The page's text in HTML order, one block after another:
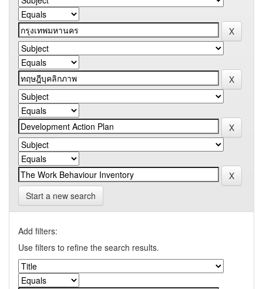
Start a new search
Add filters:
Use filters to refine the search results.